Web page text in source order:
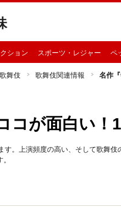
ション スポーツ・レジャー ペ
歌舞伎 歌舞伎関連情報 名作
コが面白い！1
。上演頻度の高い、そして歌舞